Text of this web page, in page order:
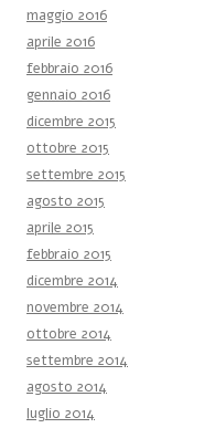
maggio 2016
aprile 2016
febbraio 2016
gennaio 2016
dicembre 2015
ottobre 2015
settembre 2015
agosto 2015
aprile 2015
febbraio 2015
dicembre 2014
novembre 2014
ottobre 2014
settembre 2014
agosto 2014
luglio 2014